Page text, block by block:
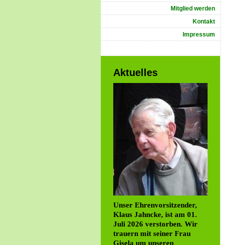
Mitglied werden
Kontakt
Impressum
Aktuelles
Unser Ehrenvorsitzender,
Klaus Jahncke, ist am 01.
Juli 2026 verstorben. Wir
trauern mit seiner Frau
Gisela um unseren